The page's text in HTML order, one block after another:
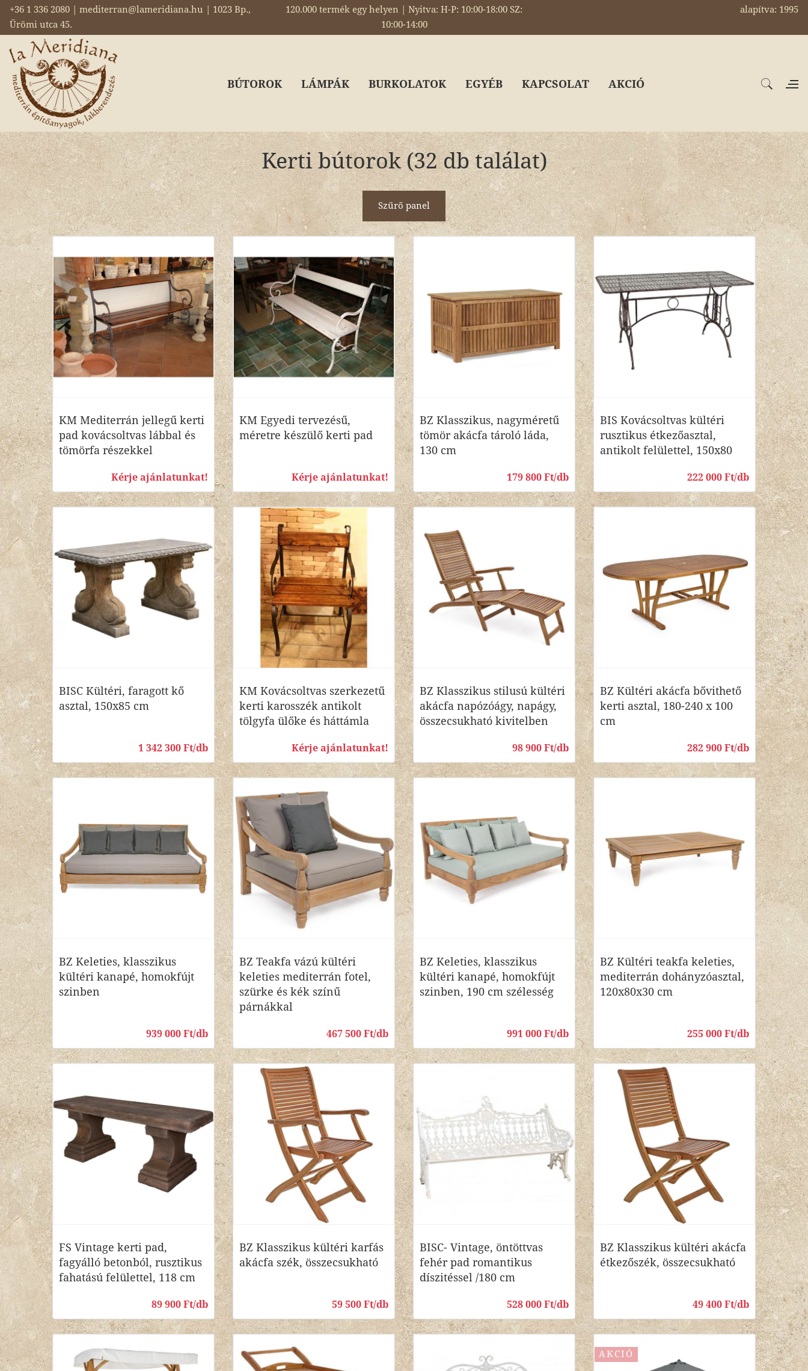
+36 1 336 2080 | mediterran@lameridiana.hu | 1023 Bp.,
Ürömi utca 45.
120.000 termék egy helyen | Nyitva: H-P: 10:00-18:00 SZ:
10:00-14:00
alapítva: 1995
BÚTOROK LÁMPÁK BURKOLATOK EGYÉB KAPCSOLAT AKCIÓ
Kerti bútorok (32 db találat)
Szűrő panel
KM Mediterrán jellegű kerti
pad kovácsoltvas lábbal és
tömörfa részekkel
Kérje ajánlatunkat!
KM Egyedi tervezésű,
méretre készülő kerti pad
Kérje ajánlatunkat!
BZ Klasszikus, nagyméretű
tömör akácfa tároló láda,
130 cm
179 800 Ft/db
BIS Kovácsoltvas kültéri
rusztikus étkezőasztal,
antikolt felülettel, 150x80
222 000 Ft/db
BISC Kültéri, faragott kő
asztal, 150x85 cm
1 342 300 Ft/db
KM Kovácsoltvas szerkezetű
kerti karosszék antikolt
tölgyfa ülőke és háttámla
Kérje ajánlatunkat!
BZ Klasszikus stilusú kültéri
akácfa napózóágy, napágy,
összecsukható kivitelben
98 900 Ft/db
BZ Kültéri akácfa bővithető
kerti asztal, 180-240 x 100
cm
282 900 Ft/db
BZ Keleties, klasszikus
kültéri kanapé, homokfújt
szinben
939 000 Ft/db
BZ Teakfa vázú kültéri
keleties mediterrán fotel,
szürke és kék színű
párnákkal
467 500 Ft/db
BZ Keleties, klasszikus
kültéri kanapé, homokfújt
szinben, 190 cm szélesség
991 000 Ft/db
BZ Kültéri teakfa keleties,
mediterrán dohányzóasztal,
120x80x30 cm
255 000 Ft/db
FS Vintage kerti pad,
fagyálló betonból, rusztikus
fahatású felülettel, 118 cm
89 900 Ft/db
BZ Klasszikus kültéri karfás
akácfa szék, összecsukható
59 500 Ft/db
BISC- Vintage, öntöttvas
fehér pad romantikus
díszitéssel /180 cm
528 000 Ft/db
BZ Klasszikus kültéri akácfa
étkezőszék, összecsukható
49 400 Ft/db
AKCIÓ